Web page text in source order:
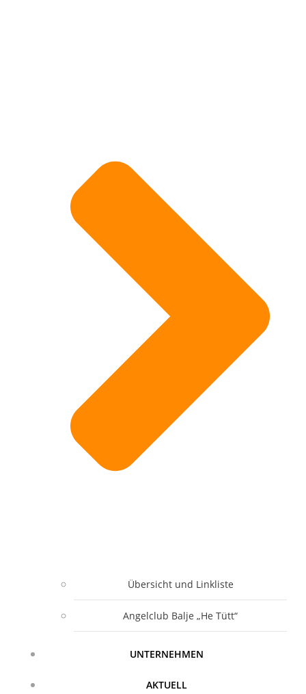
Übersicht und Linkliste
Angelclub Balje „He Tütt“
UNTERNEHMEN
AKTUELL